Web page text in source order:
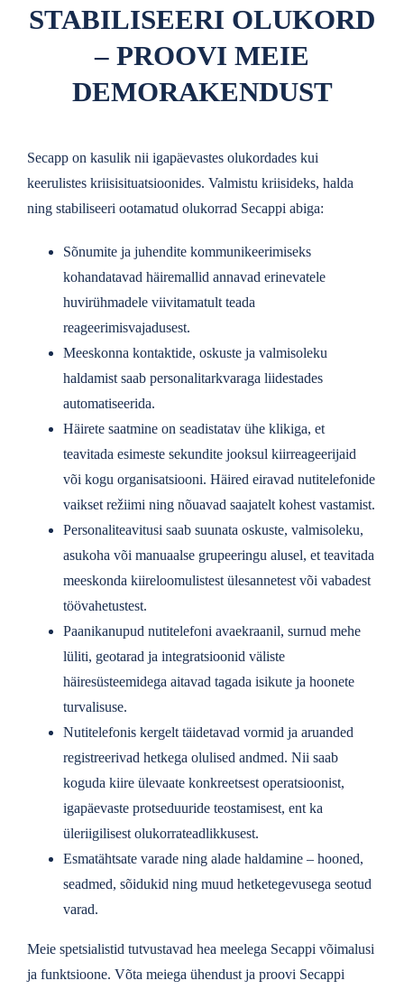
STABILISEERI OLUKORD
– PROOVI MEIE
DEMORAKENDUST
Secapp on kasulik nii igapäevastes olukordades kui
keerulistes kriisisituatsioonides. Valmistu kriisideks, halda
ning stabiliseeri ootamatud olukorrad Secappi abiga:
Sõnumite ja juhendite kommunikeerimiseks
kohandatavad häiremallid annavad erinevatele
huvirühmadele viivitamatult teada
reageerimisvajadusest.
Meeskonna kontaktide, oskuste ja valmisoleku
haldamist saab personalitarkvaraga liidestades
automatiseerida.
Häirete saatmine on seadistatav ühe klikiga, et
teavitada esimeste sekundite jooksul kiirreageerijaid
või kogu organisatsiooni. Häired eiravad nutitelefonide
vaikset režiimi ning nõuavad saajatelt kohest vastamist.
Personaliteavitusi saab suunata oskuste, valmisoleku,
asukoha või manuaalse grupeeringu alusel, et teavitada
meeskonda kiireloomulistest ülesannetest või vabadest
töövahetustest.
Paanikanupud nutitelefoni avaekraanil, surnud mehe
lüliti, geotarad ja integratsioonid väliste
häiresüsteemidega aitavad tagada isikute ja hoonete
turvalisuse.
Nutitelefonis kergelt täidetavad vormid ja aruanded
registreerivad hetkega olulised andmed. Nii saab
koguda kiire ülevaate konkreetsest operatsioonist,
igapäevaste protseduuride teostamisest, ent ka
üleriigilisest olukorrateadlikkusest.
Esmatähtsate varade ning alade haldamine – hooned,
seadmed, sõidukid ning muud hetketegevusega seotud
varad.
Meie spetsialistid tutvustavad hea meelega Secappi võimalusi
ja funktsioone. Võta meiega ühendust ja proovi Secappi